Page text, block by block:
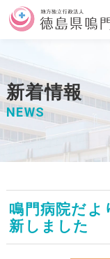
新着情報
NEWS
鳴門病院だよ
新しました